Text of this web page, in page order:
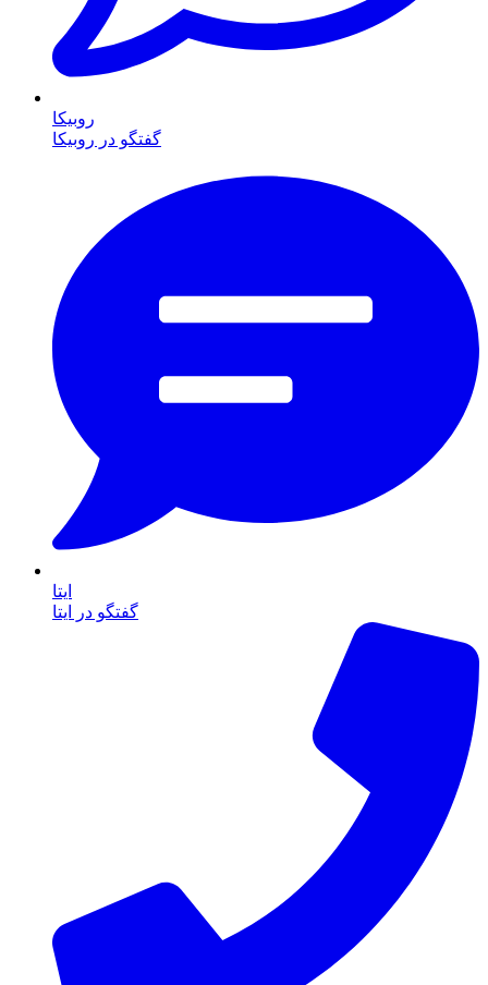
روبیکا
گفتگو در روبیکا
ایتا
گفتگو در ایتا